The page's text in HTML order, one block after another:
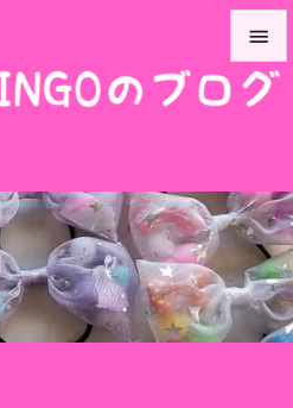



前へ

次へ
